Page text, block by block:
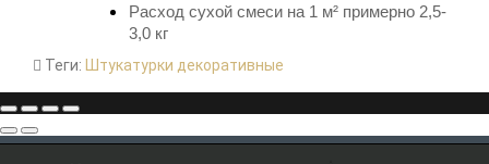
Расход сухой смеси на 1 м² примерно 2,5-
3,0 кг
Теги: Штукатурки декоративные